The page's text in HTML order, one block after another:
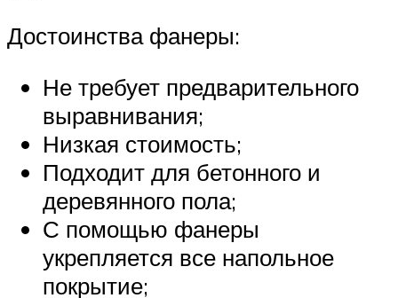
Достоинства фанеры:
Не требует предварительного
выравнивания;
Низкая стоимость;
Подходит для бетонного и
деревянного пола;
С помощью фанеры
укрепляется все напольное
покрытие;